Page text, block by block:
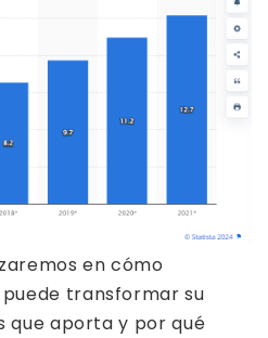
en cómo
transformar su
que aporta y por qué